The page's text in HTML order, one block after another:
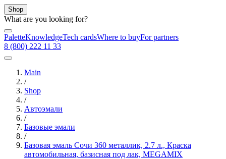
Shop
What are you looking for?
PaletteKnowledgeTech cardsWhere to buyFor partners
8 (800) 222 11 33
Main
/
Shop
/
Автоэмали
/
Базовые эмали
/
Базовая эмаль Сочи 360 металлик, 2.7 л., Краска
автомобильная, базисная под лак, MEGAMIX